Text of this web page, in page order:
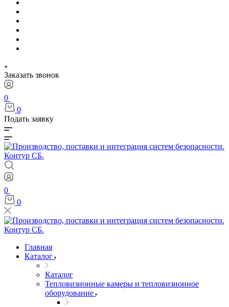
Заказать звонок
0
0
Подать заявку
0
0
Главная
Каталог
Каталог
Тепловизионные камеры и тепловизионное
оборудование